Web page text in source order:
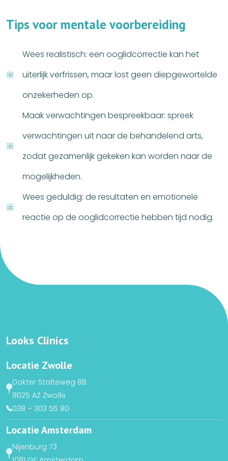
Tips voor mentale voorbereiding
Wees realistisch: een ooglidcorrectie kan het
uiterlijk verfrissen, maar lost geen diepgewortelde
onzekerheden op.
Maak verwachtingen bespreekbaar: spreek
verwachtingen uit naar de behandelend arts,
zodat gezamenlijk gekeken kan worden naar de
mogelijkheden.
Wees geduldig: de resultaten en emotionele
reactie op de ooglidcorrectie hebben tijd nodig.
Looks Clinics
Locatie Zwolle
Dokter Stolteweg 88
8025 AZ Zwolle
038 – 303 55 80
Locatie Amsterdam
Nijenburg 73